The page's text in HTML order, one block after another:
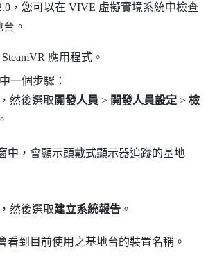
，您可以在 VIVE 虛擬實境系統中檢查
。
SteamVR 應用程式。
一個步驟：
，然後選取 開發人員 > 開發人員設定 >檢
。
中，會顯示頭戴式顯示器追蹤的基地
，然後選取建立系統報告 。
看到目前使用之基地台的裝置名稱。